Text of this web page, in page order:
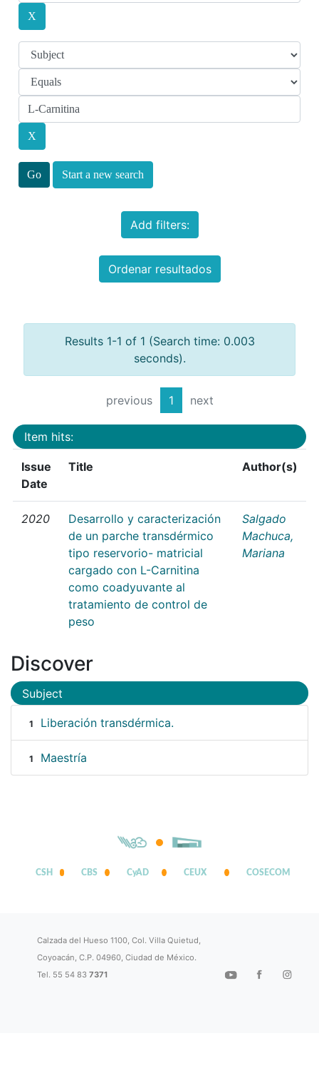
Start a new search
Add filters:
Ordenar resultados
Results 1-1 of 1 (Search time: 0.003
seconds).
previous 1 next
Item hits:
Issue
Date
Title Author(s)
2020
Desarrollo y caracterización
de un parche transdérmico
tipo reservorio- matricial
cargado con L-Carnitina
como coadyuvante al
tratamiento de control de
peso
Salgado
Machuca,
Mariana
Discover
Subject
1 Liberación transdérmica.
1 Maestría
CSH CBS CyAD CEUX COSECOM
Calzada del Hueso 1100, Col. Villa Quietud,
Coyoacán, C.P. 04960, Ciudad de México.
Tel. 55 54 837371